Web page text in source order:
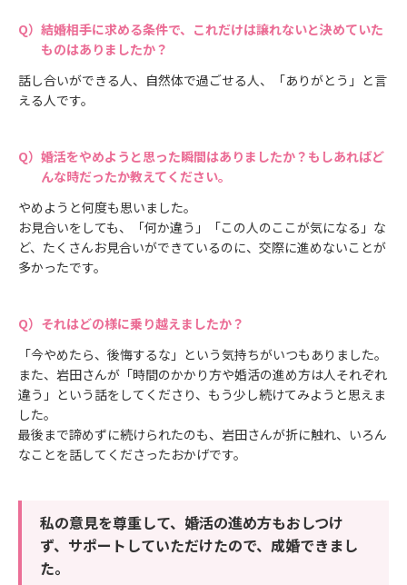
結婚相手に求める条件で、これだけは譲れないと決めていた
ものはありましたか？
話し合いができる人、自然体で過ごせる人、「ありがとう」と言
える人です。
婚活をやめようと思った瞬間はありましたか？もしあればど
んな時だったか教えてください。
やめようと何度も思いました。
お見合いをしても、「何か違う」「この人のここが気になる」な
ど、たくさんお見合いができているのに、交際に進めないことが
多かったです。
それはどの様に乗り越えましたか？
「今やめたら、後悔するな」という気持ちがいつもありました。
また、岩田さんが「時間のかかり方や婚活の進め方は人それぞれ
違う」という話をしてくださり、もう少し続けてみようと思えま
した。
最後まで諦めずに続けられたのも、岩田さんが折に触れ、いろん
なことを話してくださったおかげです。
私の意見を尊重して、婚活の進め方もおしつけ
ず、サポートしていただけたので、成婚できまし
た。